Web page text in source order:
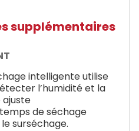
supplémentaires
intelligente utilise
l’humidité et la
de séchage
surséchage.